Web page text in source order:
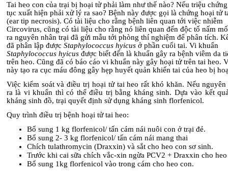
Tai heo con của trại bị hoại tử phải làm như thế nào? Nếu triệu
tục xuất hiện phải xử lý ra sao? Bệnh này được gọi là chứng hoại tử
(ear tip necrosis). Có tài liệu cho rằng bệnh liên quan tới việc nhiễm
Circovirus, cũng có tài liệu cho rằng nó liên quan đến độc tố nấm
ra nguyên nhân trại đã gửi mẫu tới phòng thí nghiệm để phân tích.
đã phân lập được Staphylococcus hyicus ở phần cuối tai. Vi khuẩn
Staphylococcus hyicus được biết đến là khuẩn gây ra bệnh viêm da
trên heo. Cũng đã có báo cáo vi khuẩn này gây hoại tử trên tai heo.
này tạo ra cục máu đông gây hẹp huyết quản khiến tai của heo bị
Việc kiểm soát và điều trị hoại tử tai heo rất khó khăn. Nếu nguyên
ra là vi khuẩn thì có thể điều trị bằng kháng sinh. Dựa vào kết
kháng sinh đồ, trại quyết định sử dụng kháng sinh florfenicol.
Quy trình điều trị bệnh hoại tử tai heo:
Bổ sung 1 kg florfenicol/ tấn cám nái nuôi con ở trại đẻ.
Bổ sung 2- 3 kg florfenicol/ tấn cám nái mang thai
Chích tulathromycin (Draxxin) và sắt cho heo con sơ sinh.
Trước khi cai sữa chích vắc-xin ngừa PCV2 + Draxxin cho
Bổ sung 1kg florfenicol vào trong cám cho heo con.